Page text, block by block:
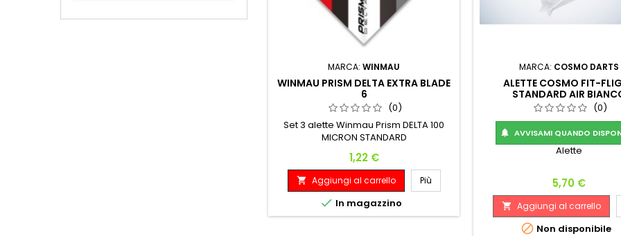
MARCA: WINMAU
WINMAU PRISM DELTA EXTRA BLADE
6
(0)
Set 3 alette Winmau Prism DELTA 100
MICRON STANDARD
Prezzo
1,22 €
 Aggiungi al carrello Più
 In magazzino
MARCA: COSMO DARTS
ALETTE COSMO FIT-
STANDARD AIR
(0)
 AVVISAMI QUANDO
Alette
Prezzo
5,70 €
 Aggiungi al carrello
 Non disponibile